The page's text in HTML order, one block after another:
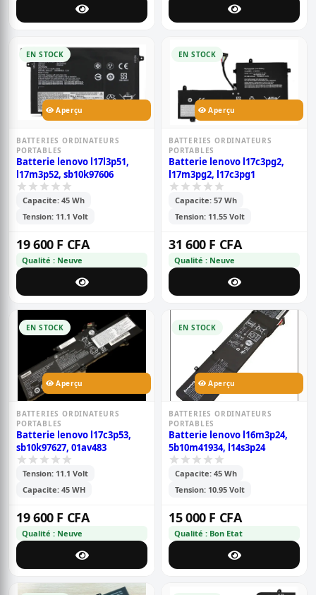
EN STOCK
Aperçu
BATTERIES ORDINATEURS
PORTABLES
Batterie lenovo l17l3p51,
l17m3p52, sb10k97606
Capacite: 45 Wh
Tension: 11.1 Volt
19 600 F CFA
Qualité : Neuve
EN STOCK
Aperçu
BATTERIES ORDINATEURS
PORTABLES
Batterie lenovo l17c3pg2,
l17m3pg2, l17c3pg1
Capacite: 57 Wh
Tension: 11.55 Volt
31 600 F CFA
Qualité : Neuve
EN STOCK
Aperçu
BATTERIES ORDINATEURS
PORTABLES
Batterie lenovo l17c3p53,
sb10k97627, 01av483
Tension: 11.1 Volt
Capacite: 45 WH
19 600 F CFA
Qualité : Neuve
EN STOCK
Aperçu
BATTERIES ORDINATEURS
PORTABLES
Batterie lenovo l16m3p24,
5b10m41934, l14s3p24
Capacite: 45 Wh
Tension: 10.95 Volt
15 000 F CFA
Qualité : Bon Etat